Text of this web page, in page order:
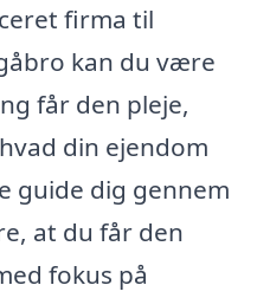
firma til
kan du være
får den pleje,
din ejendom
guide dig gennem
at du får den
fokus på